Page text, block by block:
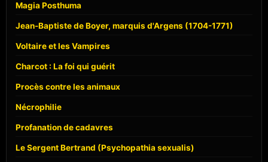
Magia Posthuma
Jean-Baptiste de Boyer, marquis d'Argens (1704-1771)
Voltaire et les Vampires
Charcot : La foi qui guérit
Procès contre les animaux
Nécrophilie
Profanation de cadavres
Le Sergent Bertrand (Psychopathia sexualis)